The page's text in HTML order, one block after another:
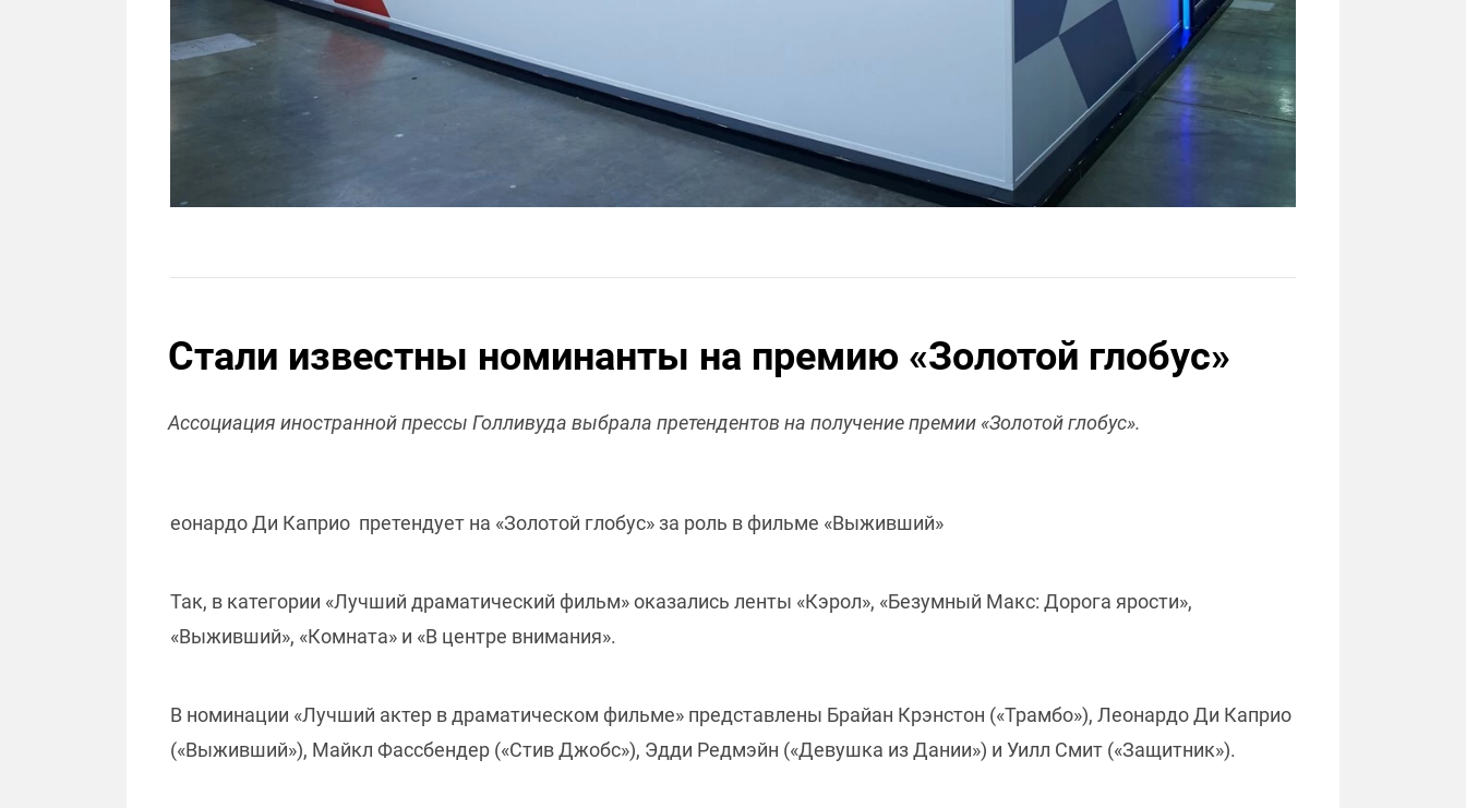
Стали известны номинанты на премию «Золотой глобус»
Ассоциация иностранной прессы Голливуда выбрала претендентов на получение премии «Золотой глобус».
еонардо Ди Каприо претендует на «Золотой глобус» за роль в фильме «Выживший»
Так, в категории «Лучший драматический фильм» оказались ленты «Кэрол», «Безумный Макс: Дорога ярости»,
«Выживший», «Комната» и «В центре внимания».
В номинации «Лучший актер в драматическом фильме» представлены Брайан Крэнстон («Трамбо»), Леонардо Ди Каприо
(«Выживший»), Майкл Фассбендер («Стив Джобс»), Эдди Редмэйн («Девушка из Дании») и Уилл Смит («Защитник»).